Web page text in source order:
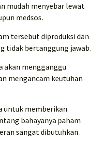
mudah menyebar lewat
medsos.
tersebut diproduksi dan
tidak bertanggung jawab.
akan mengganggu
mengancam keutuhan
untuk memberikan
bahayanya paham
sangat dibutuhkan.